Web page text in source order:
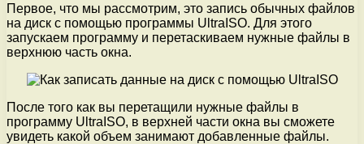
Первое, что мы рассмотрим, это запись обычных файлов
на диск с помощью программы UltraISO. Для этого
запускаем программу и перетаскиваем нужные файлы в
верхнюю часть окна.
После того как вы перетащили нужные файлы в
программу UltraISO, в верхней части окна вы сможете
увидеть какой объем занимают добавленные файлы.